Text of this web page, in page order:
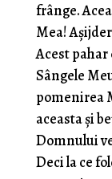
frânge.
Mea!
Acest
Sângele
pomenirea
aceasta şi
Domnului
Deci la ce